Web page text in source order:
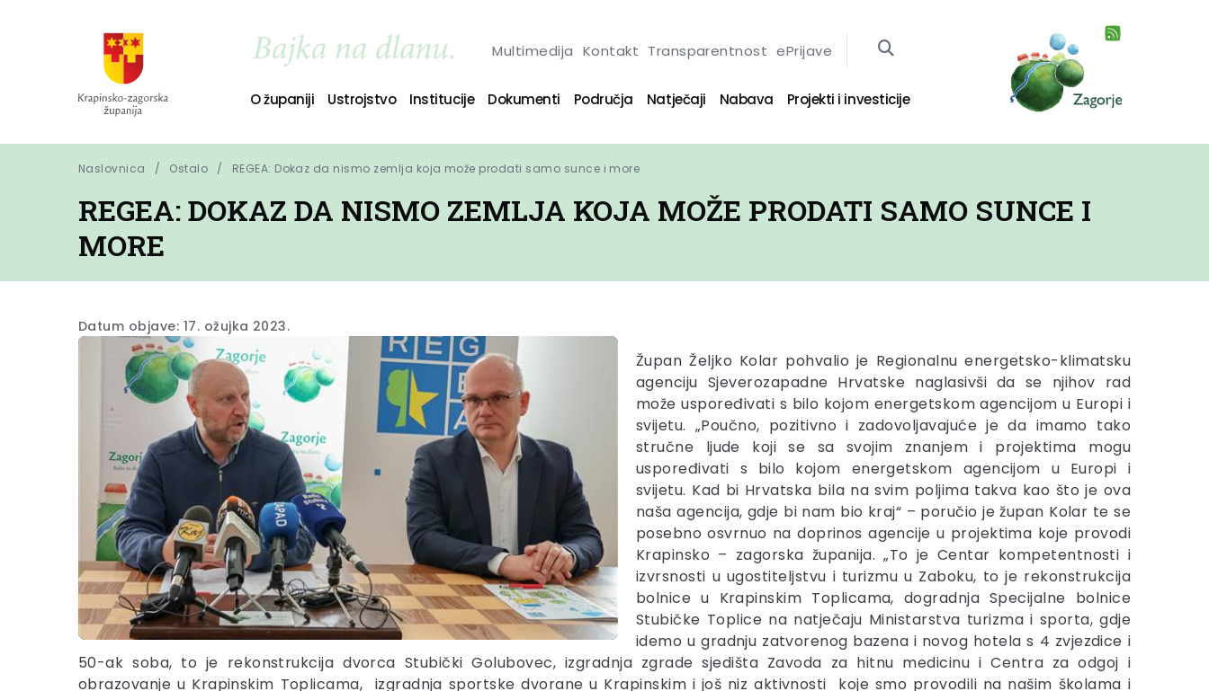
Multimedija Kontakt Transparentnost ePrijave
O županiji Ustrojstvo Institucije Dokumenti Područja Natječaji Nabava Projekti i investicije
Naslovnica Ostalo REGEA: Dokaz da nismo zemlja koja može prodati samo sunce i more
REGEA: DOKAZ DA NISMO ZEMLJA KOJA MOŽE PRODATI SAMO SUNCE I
MORE
Datum objave: 17. ožujka 2023.
Župan Željko Kolar pohvalio je Regionalnu energetsko-klimatsku
agenciju Sjeverozapadne Hrvatske naglasivši da se njihov rad
može uspoređivati s bilo kojom energetskom agencijom u Europi i
svijetu. „Poučno, pozitivno i zadovoljavajuće je da imamo tako
stručne ljude koji se sa svojim znanjem i projektima mogu
uspoređivati s bilo kojom energetskom agencijom u Europi i
svijetu. Kad bi Hrvatska bila na svim poljima takva kao što je ova
naša agencija, gdje bi nam bio kraj“ – poručio je župan Kolar te se
posebno osvrnuo na doprinos agencije u projektima koje provodi
Krapinsko – zagorska županija. „To je Centar kompetentnosti i
izvrsnosti u ugostiteljstvu i turizmu u Zaboku, to je rekonstrukcija
bolnice u Krapinskim Toplicama, dogradnja Specijalne bolnice
Stubičke Toplice na natječaju Ministarstva turizma i sporta, gdje
idemo u gradnju zatvorenog bazena i novog hotela s 4 zvjezdice i
50-ak soba, to je rekonstrukcija dvorca Stubički Golubovec, izgradnja zgrade sjedišta Zavoda za hitnu medicinu i Centra za odgoj i
obrazovanje u Krapinskim Toplicama, izgradnja sportske dvorane u Krapinskim i još niz aktivnosti koje smo provodili na našim školama i